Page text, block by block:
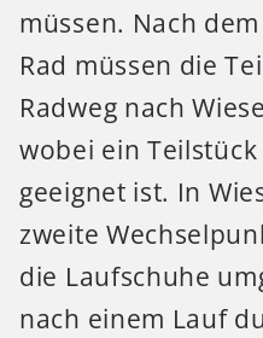
müssen. Nach
Rad müssen die
Radweg nach
wobei ein
geeignet ist. In
zweite
die Laufschuhe
nach einem Lauf